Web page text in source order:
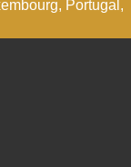
Portugal,